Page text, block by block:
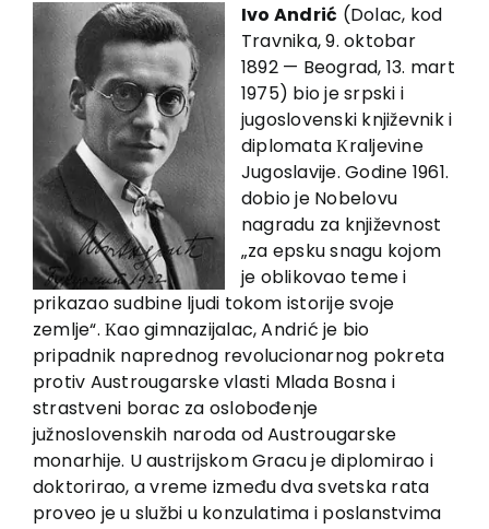
About us
In preparation
Authors
News
EU PROJECTS
Contact
Ivo Andrić (Dolac, kod
Travnika, 9. oktobar
1892 — Beograd, 13. mart
1975) bio je srpski i
jugoslovenski književnik i
diplomata Кraljevine
Jugoslavije. Godine 1961.
dobio je Nobelovu
nagradu za književnost
„za epsku snagu kojom
je oblikovao teme i
prikazao sudbine ljudi tokom istorije svoje
zemlje“. Кao gimnazijalac, Andrić je bio
pripadnik naprednog revolucionarnog pokreta
protiv Austrougarske vlasti Mlada Bosna i
strastveni borac za oslobođenje
južnoslovenskih naroda od Austrougarske
monarhije. U austrijskom Gracu je diplomirao i
doktorirao, a vreme između dva svetska rata
proveo je u službi u konzulatima i poslanstvima